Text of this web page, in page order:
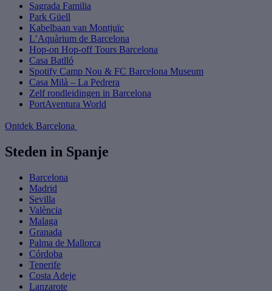
Sagrada Familia
Park Güell
Kabelbaan van Montjuïc
L’Aquàrium de Barcelona
Hop-on Hop-off Tours Barcelona
Casa Batlló
Spotify Camp Nou & FC Barcelona Museum
Casa Milà – La Pedrera
Zelf rondleidingen in Barcelona
PortAventura World
Ontdek Barcelona
Steden in Spanje
Barcelona
Madrid
Sevilla
València
Malaga
Granada
Palma de Mallorca
Córdoba
Tenerife
Costa Adeje
Lanzarote